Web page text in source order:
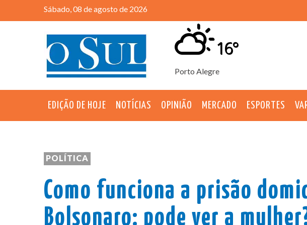
Sábado, 08 de agosto de 2026
Porto Alegre
16°
EDIÇÃO DE HOJE NOTÍCIAS OPINIÃO MERCADO ESPORTES
POLÍTICA
Como funciona a prisão
Bolsonaro: pode ver a